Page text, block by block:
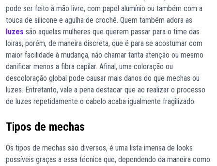
pode ser feito à mão livre, com papel alumínio ou também com a
touca de silicone e agulha de crochê. Quem também adora as
luzes são aquelas mulheres que querem passar para o time das
loiras, porém, de maneira discreta, que é para se acostumar com
maior facilidade à mudança, não chamar tanta atenção ou mesmo
danificar menos a fibra capilar. Afinal, uma coloração ou
descoloração global pode causar mais danos do que mechas ou
luzes. Entretanto, vale a pena destacar que ao realizar o processo
de luzes repetidamente o cabelo acaba igualmente fragilizado.
Tipos de mechas
Os tipos de mechas são diversos, é uma lista imensa de looks
possíveis graças a essa técnica que, dependendo da maneira como